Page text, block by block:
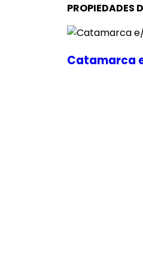
PROPIEDADES
Catamarca